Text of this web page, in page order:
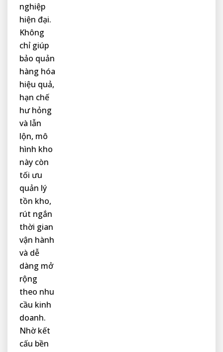
nghiệp
hiện đại.
Không
chỉ giúp
bảo quản
hàng hóa
hiệu quả,
hạn chế
hư hỏng
và lẫn
lộn, mô
hình kho
này còn
tối ưu
quản lý
tồn kho,
rút ngắn
thời gian
vận hành
và dễ
dàng mở
rộng
theo nhu
cầu kinh
doanh.
Nhờ kết
cấu bền